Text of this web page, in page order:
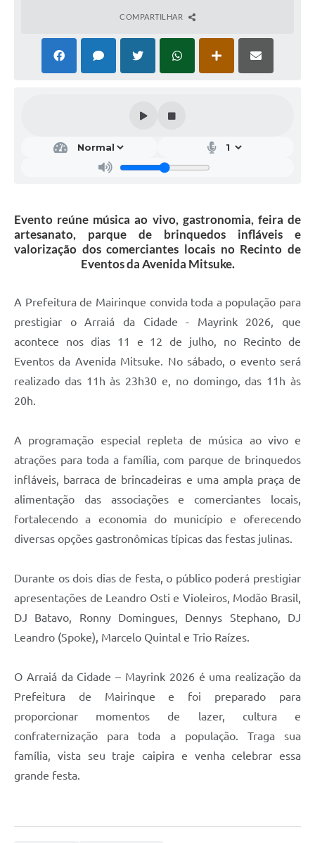
COMPARTILHAR
Evento reúne música ao vivo, gastronomia, feira de
artesanato, parque de brinquedos infláveis e
valorização dos comerciantes locais no Recinto de
Eventos da Avenida Mitsuke.
A Prefeitura de Mairinque convida toda a população para
prestigiar o Arraiá da Cidade - Mayrink 2026, que
acontece nos dias 11 e 12 de julho, no Recinto de
Eventos da Avenida Mitsuke. No sábado, o evento será
realizado das 11h às 23h30 e, no domingo, das 11h às
20h.
A programação especial repleta de música ao vivo e
atrações para toda a família, com parque de brinquedos
infláveis, barraca de brincadeiras e uma ampla praça de
alimentação das associações e comerciantes locais,
fortalecendo a economia do município e oferecendo
diversas opções gastronômicas típicas das festas julinas.
Durante os dois dias de festa, o público poderá prestigiar
apresentações de Leandro Osti e Violeiros, Modão Brasil,
DJ Batavo, Ronny Domingues, Dennys Stephano, DJ
Leandro (Spoke), Marcelo Quintal e Trio Raízes.
O Arraiá da Cidade – Mayrink 2026 é uma realização da
Prefeitura de Mairinque e foi preparado para
proporcionar momentos de lazer, cultura e
confraternização para toda a população. Traga sua
família, vista seu traje caipira e venha celebrar essa
grande festa.